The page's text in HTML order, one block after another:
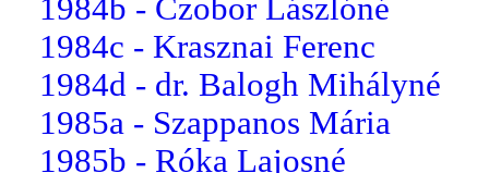
1984b - Czobor Lászlóné
1984c - Krasznai Ferenc
1984d - dr. Balogh Mihályné
1985a - Szappanos Mária
1985b - Róka Lajosné